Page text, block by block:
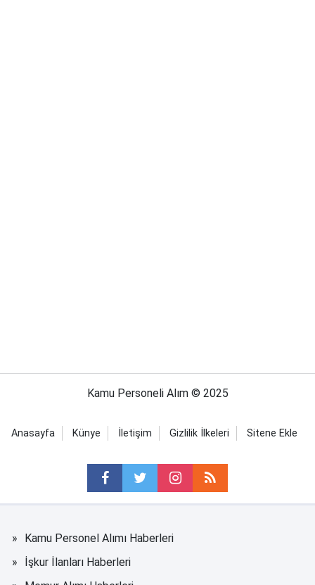
Kamu Personeli Alım © 2025
Anasayfa Künye İletişim Gizlilik İlkeleri Sitene Ekle
Kamu Personel Alımı Haberleri
İşkur İlanları Haberleri